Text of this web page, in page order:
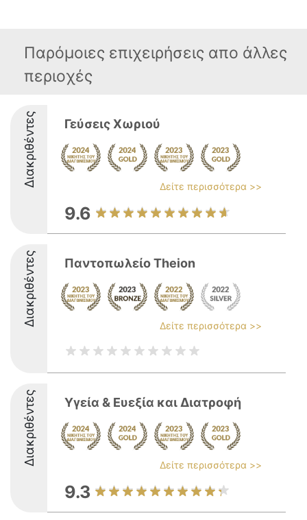
Παρόμοιες επιχειρήσεις απο άλλες
περιοχές
Διακριθέντες Γεύσεις Χωριού
Δείτε περισσότερα >>
9.6
Διακριθέντες Παντοπωλείο Τheion
Δείτε περισσότερα >>
Διακριθέντες Υγεία & Ευεξία και Διατροφή
Δείτε περισσότερα >>
9.3